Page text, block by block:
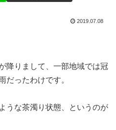
2019.07.08
降りまして、一部地域では冠
だったわけです。
うな茶濁り状態、というのが